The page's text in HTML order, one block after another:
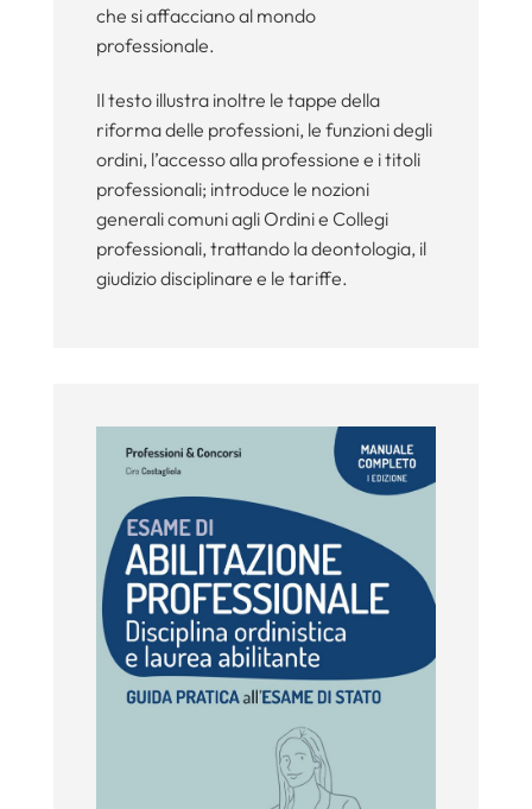
che si affacciano al mondo
professionale.
Il testo illustra inoltre le tappe della
riforma delle professioni, le funzioni degli
ordini, l’accesso alla professione e i titoli
professionali; introduce le nozioni
generali comuni agli Ordini e Collegi
professionali, trattando la deontologia, il
giudizio disciplinare e le tariffe.